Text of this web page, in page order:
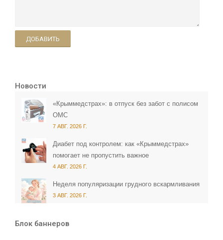
ДОБАВИТЬ
Новости
«Крыммедстрах»: в отпуск без забот с полисом
ОМС
7 АВГ. 2026 Г.
Диабет под контролем: как «Крыммедстрах»
помогает не пропустить важное
4 АВГ. 2026 Г.
Неделя популяризации грудного вскармливания
3 АВГ. 2026 Г.
Блок баннеров